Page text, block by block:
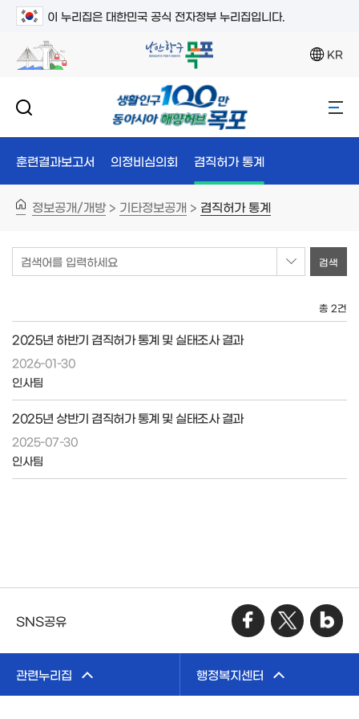
이 누리집은 대한민국 공식 전자정부 누리집입니다.
KR
훈련결과보고서 의정비심의회 겸직허가 통계
정보공개/개방 > 기타정보공개 > 겸직허가 통계
검색어를 입력하세요
총 2건
2025년 하반기 겸직허가 통계 및 실태조사 결과
2026-01-30
인사팀
2025년 상반기 겸직허가 통계 및 실태조사 결과
2025-07-30
인사팀
SNS공유
관련누리집 행정복지센터